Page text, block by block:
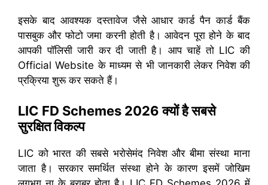
इसके बाद आवश्यक दस्तावेज जैसे आधार कार्ड पैन कार्ड बैंक
पासबुक और फोटो जमा करनी होती है। आवेदन पूरा होने के बाद
आपकी पॉलिसी जारी कर दी जाती है। आप चाहें तो LIC की
Official Website के माध्यम से भी जानकारी लेकर निवेश की
प्रक्रिया शुरू कर सकते हैं।
LIC FD Schemes 2026 क्यों है सबसे
सुरक्षित विकल्प
LIC को भारत की सबसे भरोसेमंद निवेश और बीमा संस्था माना
जाता है। सरकार समर्थित संस्था होने के कारण इसमें जोखिम